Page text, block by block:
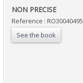
‎NON PRECISE‎
Reference : RO30040495
See the book